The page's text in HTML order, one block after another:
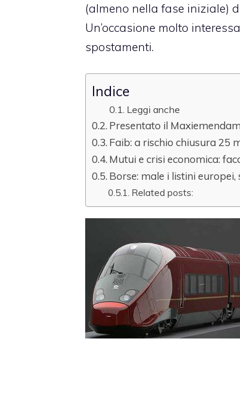
(almeno nella fase iniziale)
Un’occasione molto
spostamenti.
Indice
Leggi anche
Presentato il
Faib: a rischio chiusura 25
Mutui e crisi economica:
Borse: male i listini europei,
Related posts: